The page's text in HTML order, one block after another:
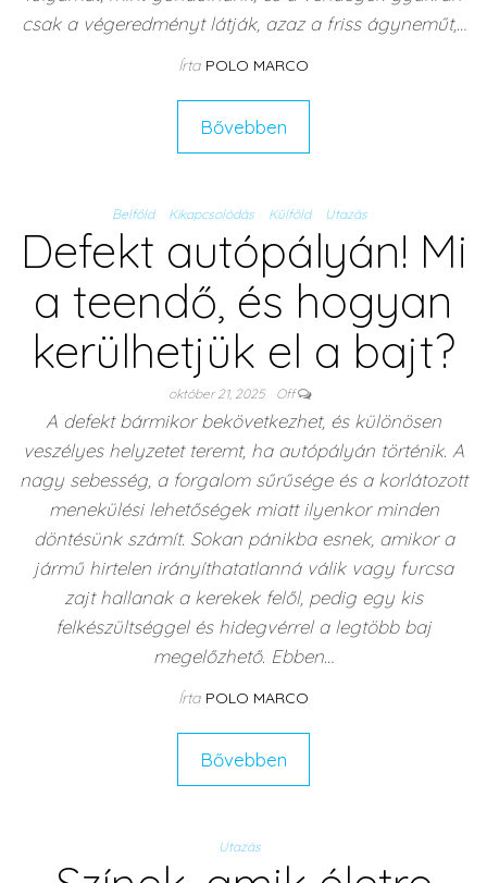
csak a végeredményt látják, azaz a friss ágyneműt,…
Írta POLO MARCO
Bővebben
Belföld Kikapcsolódás Külföld Utazás
Defekt autópályán! Mi
a teendő, és hogyan
kerülhetjük el a bajt?
október 21, 2025 Off
A defekt bármikor bekövetkezhet, és különösen
veszélyes helyzetet teremt, ha autópályán történik. A
nagy sebesség, a forgalom sűrűsége és a korlátozott
menekülési lehetőségek miatt ilyenkor minden
döntésünk számít. Sokan pánikba esnek, amikor a
jármű hirtelen irányíthatatlanná válik vagy furcsa
zajt hallanak a kerekek felől, pedig egy kis
felkészültséggel és hidegvérrel a legtöbb baj
megelőzhető. Ebben…
Írta POLO MARCO
Bővebben
Utazás